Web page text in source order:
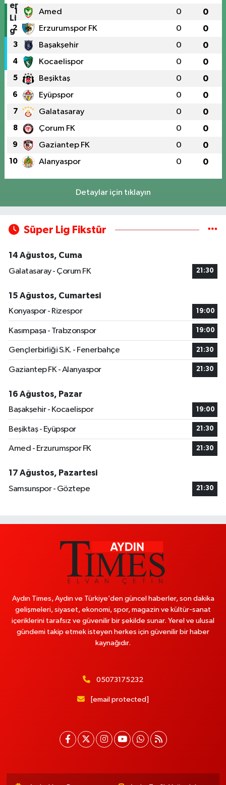
1 Amed 0 0
2 Erzurumspor FK 0 0
3 Başakşehir 0 0
4 Kocaelispor 0 0
5 Beşiktaş 0 0
6 Eyüpspor 0 0
7 Galatasaray 0 0
8 Çorum FK 0 0
9 Gaziantep FK 0 0
10 Alanyaspor 0 0
Detaylar için tıklayın
Süper Lig Fikstür
14 Ağustos, Cuma
Galatasaray - Çorum FK
21:30
15 Ağustos, Cumartesi
Konyaspor - Rizespor
19:00
Kasımpaşa - Trabzonspor 19:00
Gençlerbirliği S.K. - Fenerbahçe 21:30
Gaziantep FK - Alanyaspor 21:30
16 Ağustos, Pazar
Başakşehir - Kocaelispor
19:00
Beşiktaş - Eyüpspor 21:30
Amed - Erzurumspor FK 21:30
17 Ağustos, Pazartesi
Samsunspor - Göztepe
21:30
Aydın Times, Aydın ve Türkiye’den güncel haberler, son dakika
gelişmeleri, siyaset, ekonomi, spor, magazin ve kültür-sanat
içeriklerini tarafsız ve güvenilir bir şekilde sunar. Yerel ve ulusal
gündemi takip etmek isteyen herkes için güvenilir bir haber
kaynağıdır.
05073175232
[email protected]